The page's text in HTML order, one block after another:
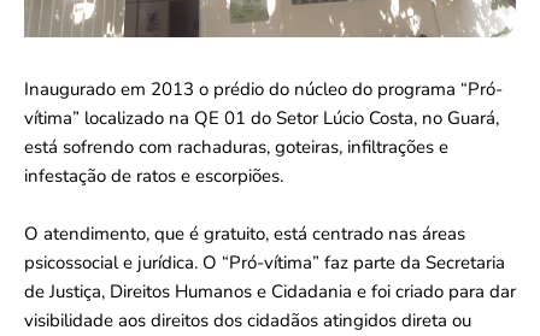
Inaugurado em 2013 o prédio do núcleo do programa “Pró-
vítima” localizado na QE 01 do Setor Lúcio Costa, no Guará,
está sofrendo com rachaduras, goteiras, infiltrações e
infestação de ratos e escorpiões.
O atendimento, que é gratuito, está centrado nas áreas
psicossocial e jurídica. O “Pró-vítima” faz parte da Secretaria
de Justiça, Direitos Humanos e Cidadania e foi criado para dar
visibilidade aos direitos dos cidadãos atingidos direta ou